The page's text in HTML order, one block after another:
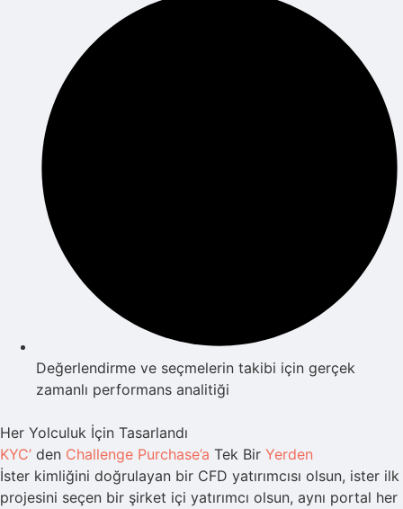
Değerlendirme ve seçmelerin takibi için gerçek
zamanlı performans analitiği
Her Yolculuk İçin Tasarlandı
KYC’ den Challenge Purchase’a Tek Bir Yerden
İster kimliğini doğrulayan bir CFD yatırımcısı olsun, ister ilk
projesini seçen bir şirket içi yatırımcı olsun, aynı portal her